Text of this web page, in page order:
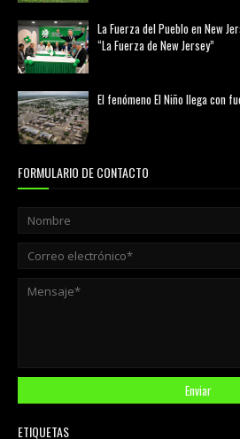
La Fuerza del Pueblo en New
“La Fuerza de New Jersey”
El fenómeno El Niño llega con
FORMULARIO DE CONTACTO
ETIQUETAS